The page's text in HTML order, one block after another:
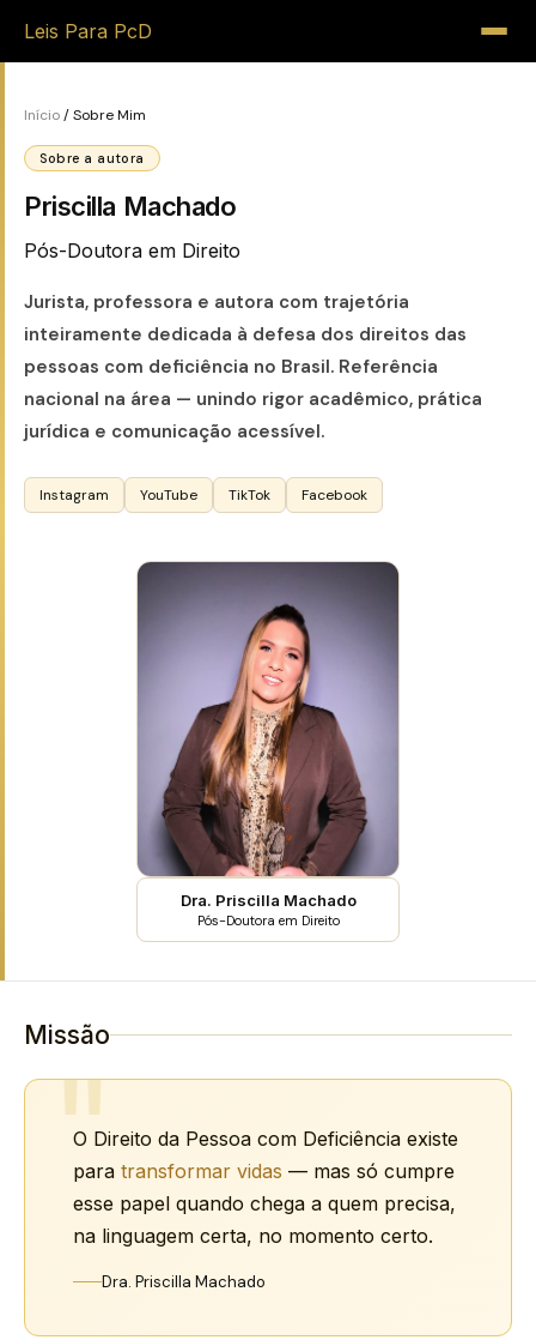
Leis Para PcD
Início/ Sobre Mim
Sobre a autora
Priscilla Machado
Pós-Doutora em Direito
Jurista, professora e autora com trajetória
inteiramente dedicada à defesa dos direitos das
pessoas com deficiência no Brasil. Referência
nacional na área — unindo rigor acadêmico, prática
jurídica e comunicação acessível.
Instagram YouTube TikTok Facebook
Dra. Priscilla Machado
Pós-Doutora em Direito
Missão
"
O Direito da Pessoa com Deficiência existe
para transformar vidas — mas só cumpre
esse papel quando chega a quem precisa,
na linguagem certa, no momento certo.
Dra. Priscilla Machado